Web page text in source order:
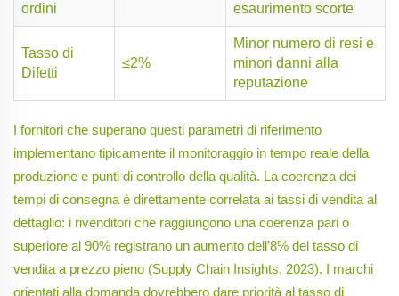
ordini
esaurimento scorte
Tasso di
Difetti
≤2%
Minor numero di resi e
minori danni alla
reputazione
I fornitori che superano questi parametri di riferimento
implementano tipicamente il monitoraggio in tempo reale della
produzione e punti di controllo della qualità. La coerenza dei
tempi di consegna è direttamente correlata ai tassi di vendita al
dettaglio: i rivenditori che raggiungono una coerenza pari o
superiore al 90% registrano un aumento dell’8% del tasso di
vendita a prezzo pieno (Supply Chain Insights, 2023). I marchi
orientati alla domanda dovrebbero dare priorità al tasso di